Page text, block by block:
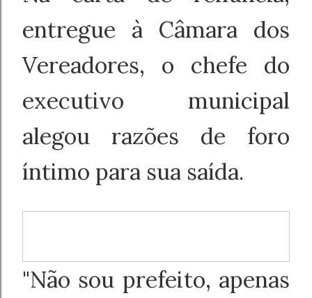
entregue à Câmara dos
Vereadores, o chefe do
executivo municipal
alegou razões de foro
íntimo para sua saída.
"Não sou prefeito, apenas